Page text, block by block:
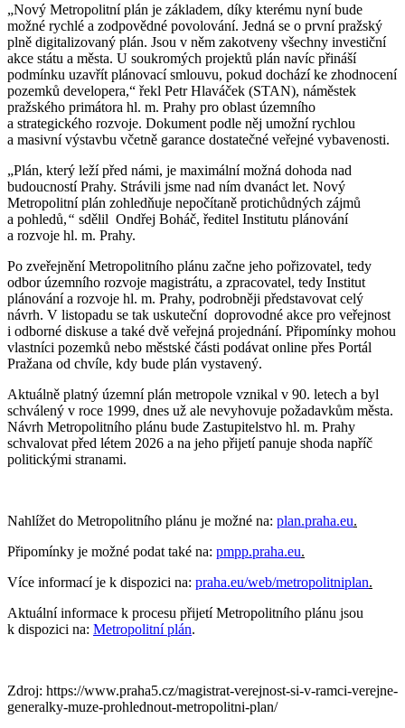
„Nový Metropolitní plán je základem, díky kterému nyní bude
možné rychlé a zodpovědné povolování. Jedná se o první pražský
plně digitalizovaný plán. Jsou v něm zakotveny všechny investiční
akce státu a města. U soukromých projektů plán navíc přináší
podmínku uzavřít plánovací smlouvu, pokud dochází ke zhodnocení
pozemků developera,“ řekl Petr Hlaváček (STAN), náměstek
pražského primátora hl. m. Prahy pro oblast územního
a strategického rozvoje. Dokument podle něj umožní rychlou
a masivní výstavbu včetně garance dostatečné veřejné vybavenosti.
„Plán, který leží před námi, je maximální možná dohoda nad
budoucností Prahy. Strávili jsme nad ním dvanáct let. Nový
Metropolitní plán zohledňuje nepočítaně protichůdných zájmů
a pohledů,“ sdělil Ondřej Boháč, ředitel Institutu plánování
a rozvoje hl. m. Prahy.
Po zveřejnění Metropolitního plánu začne jeho pořizovatel, tedy
odbor územního rozvoje magistrátu, a zpracovatel, tedy Institut
plánování a rozvoje hl. m. Prahy, podrobněji představovat celý
návrh. V listopadu se tak uskuteční doprovodné akce pro veřejnost
i odborné diskuse a také dvě veřejná projednání. Připomínky mohou
vlastníci pozemků nebo městské části podávat online přes Portál
Pražana od chvíle, kdy bude plán vystavený.
Aktuálně platný územní plán metropole vznikal v 90. letech a byl
schválený v roce 1999, dnes už ale nevyhovuje požadavkům města.
Návrh Metropolitního plánu bude Zastupitelstvo hl. m. Prahy
schvalovat před létem 2026 a na jeho přijetí panuje shoda napříč
politickými stranami.
Nahlížet do Metropolitního plánu je možné na: plan.praha.eu.
Připomínky je možné podat také na: pmpp.praha.eu.
Více informací je k dispozici na: praha.eu/web/metropolitniplan.
Aktuální informace k procesu přijetí Metropolitního plánu jsou
k dispozici na: Metropolitní plán.
Zdroj: https://www.praha5.cz/magistrat-verejnost-si-v-ramci-verejne-
generalky-muze-prohlednout-metropolitni-plan/